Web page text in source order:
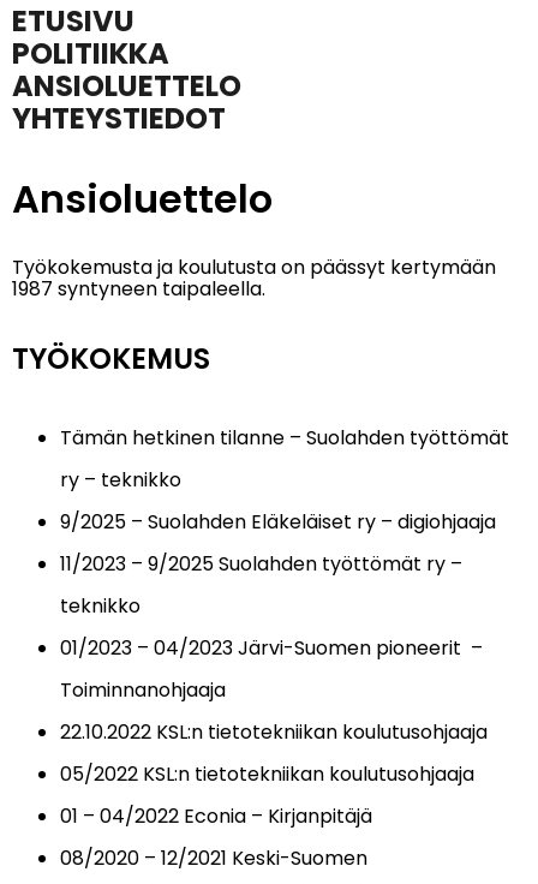
ETUSIVU
POLITIIKKA
ANSIOLUETTELO
YHTEYSTIEDOT
Ansioluettelo
Työkokemusta ja koulutusta on päässyt kertymään
1987 syntyneen taipaleella.
TYÖKOKEMUS
Tämän hetkinen tilanne – Suolahden työttömät
ry – teknikko
9/2025 – Suolahden Eläkeläiset ry – digiohjaaja
11/2023 – 9/2025 Suolahden työttömät ry –
teknikko
01/2023 – 04/2023 Järvi-Suomen pioneerit –
Toiminnanohjaaja
22.10.2022 KSL:n tietotekniikan koulutusohjaaja
05/2022 KSL:n tietotekniikan koulutusohjaaja
01 – 04/2022 Econia – Kirjanpitäjä
08/2020 – 12/2021 Keski-Suomen